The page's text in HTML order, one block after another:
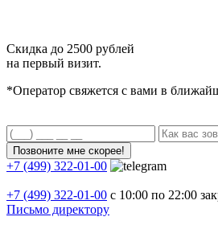
Скидка до 2500 рублей
на первый визит.
*Оператор свяжется с вами в
+7 (499) 322-01-00
+7 (499) 322-01-00 с 10:00 по 22:00
Письмо директору